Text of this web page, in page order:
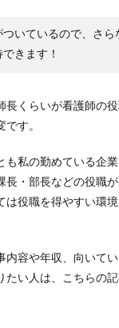
いているので、さら
きます！
長くらいが看護師の
です。
も私の勤めている企
長・部長などの役職
は役職を得やすい環
内容や年収、向いて
たい人は、こちらの